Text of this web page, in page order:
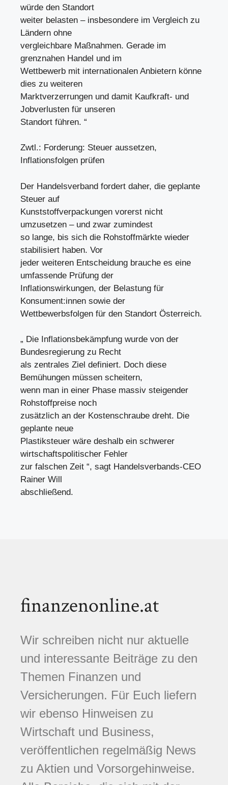
würde den Standort
weiter belasten – insbesondere im Vergleich zu
Ländern ohne
vergleichbare Maßnahmen. Gerade im
grenznahen Handel und im
Wettbewerb mit internationalen Anbietern könne
dies zu weiteren
Marktverzerrungen und damit Kaufkraft- und
Jobverlusten für unseren
Standort führen. “
Zwtl.: Forderung: Steuer aussetzen,
Inflationsfolgen prüfen
Der Handelsverband fordert daher, die geplante
Steuer auf
Kunststoffverpackungen vorerst nicht
umzusetzen – und zwar zumindest
so lange, bis sich die Rohstoffmärkte wieder
stabilisiert haben. Vor
jeder weiteren Entscheidung brauche es eine
umfassende Prüfung der
Inflationswirkungen, der Belastung für
Konsument:innen sowie der
Wettbewerbsfolgen für den Standort Österreich.
„ Die Inflationsbekämpfung wurde von der
Bundesregierung zu Recht
als zentrales Ziel definiert. Doch diese
Bemühungen müssen scheitern,
wenn man in einer Phase massiv steigender
Rohstoffpreise noch
zusätzlich an der Kostenschraube dreht. Die
geplante neue
Plastiksteuer wäre deshalb ein schwerer
wirtschaftspolitischer Fehler
zur falschen Zeit “, sagt Handelsverbands-CEO
Rainer Will
abschließend.
finanzenonline.at
Wir schreiben nicht nur aktuelle
und interessante Beiträge zu den
Themen Finanzen und
Versicherungen. Für Euch liefern
wir ebenso Hinweisen zu
Wirtschaft und Business,
veröffentlichen regelmäßig News
zu Aktien und Vorsorgehinweise.